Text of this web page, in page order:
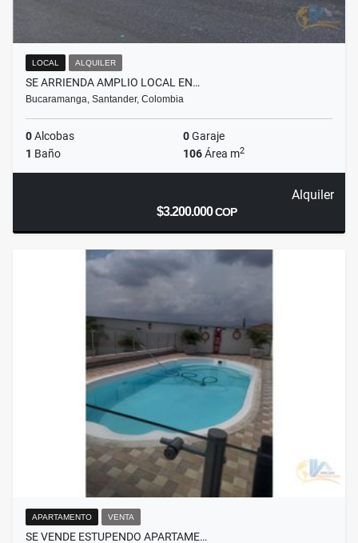
LOCAL ALQUILER
SE ARRIENDA AMPLIO LOCAL EN…
Bucaramanga, Santander, Colombia
0Alcobas 0Garaje
1 Baño 106Área m2
Alquiler
$3.200.000COP
APARTAMENTO VENTA
SE VENDE ESTUPENDO APARTAME…